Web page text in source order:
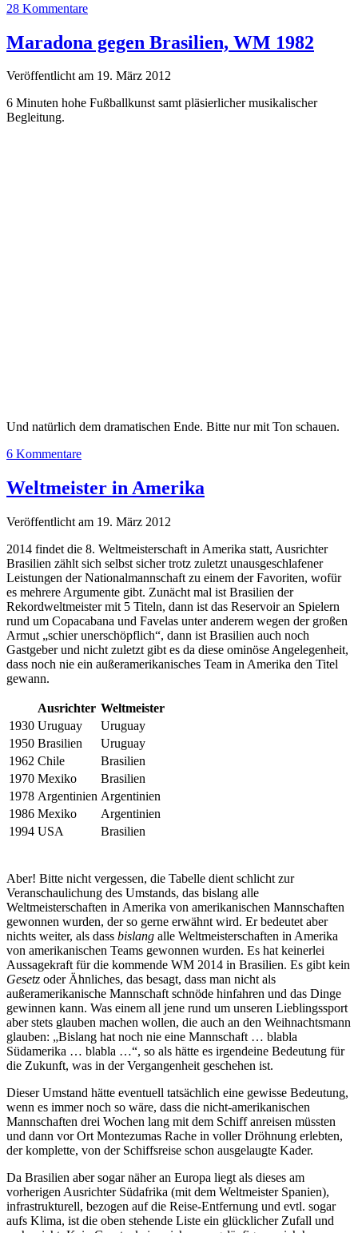
28 Kommentare
Maradona gegen Brasilien, WM 1982
Veröffentlicht am 19. März 2012
6 Minuten hohe Fußballkunst samt pläsierlicher musikalischer
Begleitung.
Und natürlich dem dramatischen Ende. Bitte nur mit Ton schauen.
6 Kommentare
Weltmeister in Amerika
Veröffentlicht am 19. März 2012
2014 findet die 8. Weltmeisterschaft in Amerika statt, Ausrichter
Brasilien zählt sich selbst sicher trotz zuletzt unausgeschlafener
Leistungen der Nationalmannschaft zu einem der Favoriten, wofür
es mehrere Argumente gibt. Zunächt mal ist Brasilien der
Rekordweltmeister mit 5 Titeln, dann ist das Reservoir an Spielern
rund um Copacabana und Favelas unter anderem wegen der großen
Armut „schier unerschöpflich“, dann ist Brasilien auch noch
Gastgeber und nicht zuletzt gibt es da diese ominöse Angelegenheit,
dass noch nie ein außeramerikanisches Team in Amerika den Titel
gewann.
Ausrichter Weltmeister
1930 Uruguay
Uruguay
1950 Brasilien
Uruguay
1962 Chile
Brasilien
1970 Mexiko
Brasilien
1978 Argentinien Argentinien
1986 Mexiko
Argentinien
1994 USA Brasilien
Aber! Bitte nicht vergessen, die Tabelle dient schlicht zur
Veranschaulichung des Umstands, das bislang alle
Weltmeisterschaften in Amerika von amerikanischen Mannschaften
gewonnen wurden, der so gerne erwähnt wird. Er bedeutet aber
nichts weiter, als dass bislang alle Weltmeisterschaften in Amerika
von amerikanischen Teams gewonnen wurden. Es hat keinerlei
Aussagekraft für die kommende WM 2014 in Brasilien. Es gibt kein
Gesetz oder Ähnliches, das besagt, dass man nicht als
außeramerikanische Mannschaft schnöde hinfahren und das Dinge
gewinnen kann. Was einem all jene rund um unseren Lieblingssport
aber stets glauben machen wollen, die auch an den Weihnachtsmann
glauben: „Bislang hat noch nie eine Mannschaft … blabla
Südamerika … blabla …“, so als hätte es irgendeine Bedeutung für
die Zukunft, was in der Vergangenheit geschehen ist.
Dieser Umstand hätte eventuell tatsächlich eine gewisse Bedeutung,
wenn es immer noch so wäre, dass die nicht-amerikanischen
Mannschaften drei Wochen lang mit dem Schiff anreisen müssten
und dann vor Ort Montezumas Rache in voller Dröhnung erlebten,
der komplette, von der Schiffsreise schon ausgelaugte Kader.
Da Brasilien aber sogar näher an Europa liegt als dieses am
vorherigen Ausrichter Südafrika (mit dem Weltmeister Spanien),
infrastrukturell, bezogen auf die Reise-Entfernung und evtl. sogar
aufs Klima, ist die oben stehende Liste ein glücklicher Zufall und